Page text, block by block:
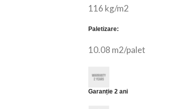
116 kg/m2
Paletizare:
10.08 m2/palet
Garanție 2 ani